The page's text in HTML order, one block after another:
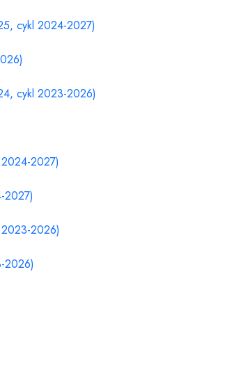
cykl 2024-2027)
cykl 2023-2026)
2027)
2027)
2026)
2026)